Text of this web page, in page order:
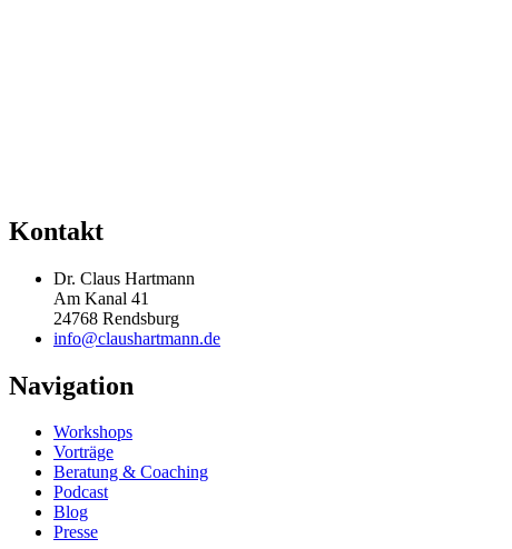
Kontakt
Dr. Claus Hartmann
Am Kanal 41
24768 Rendsburg
info@claushartmann.de
Navigation
Workshops
Vorträge
Beratung & Coaching
Podcast
Blog
Presse